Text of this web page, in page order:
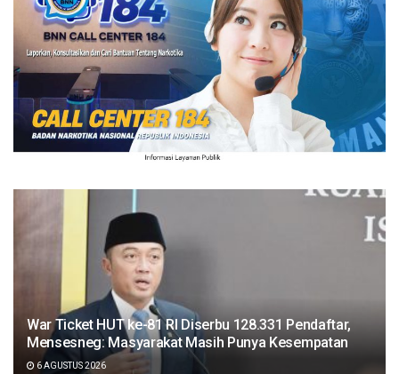
War Ticket HUT ke-81 RI Diserbu 128.331 Pendaftar,
Mensesneg: Masyarakat Masih Punya Kesempatan
6 AGUSTUS 2026